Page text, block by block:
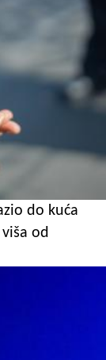
do kuća
od